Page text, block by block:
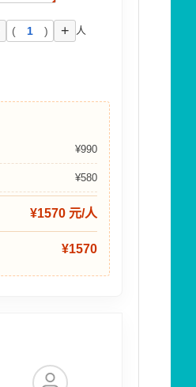
( ) + 人
¥990
¥580
¥1570 元/人
¥1570